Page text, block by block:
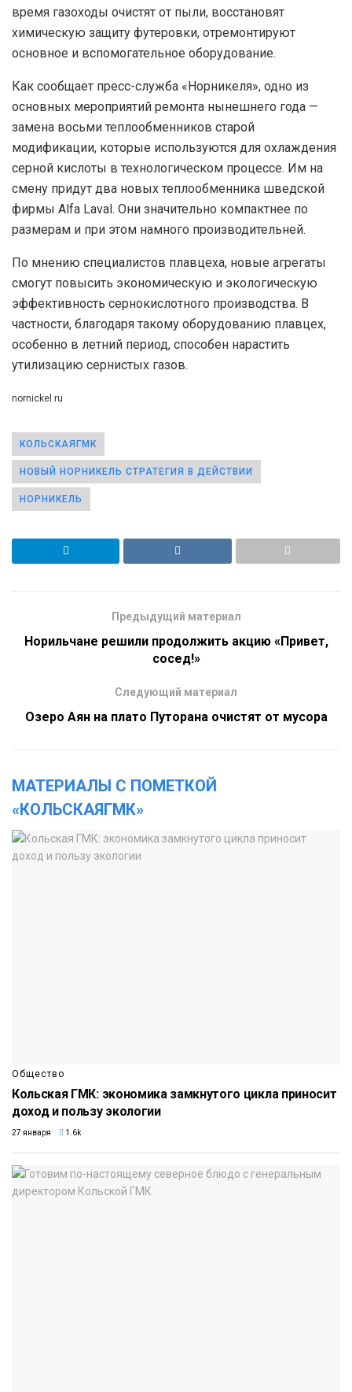
время газоходы очистят от пыли, восстановят
химическую защиту футеровки, отремонтируют
основное и вспомогательное оборудование.
Как сообщает пресс-служба «Норникеля», одно из
основных мероприятий ремонта нынешнего года —
замена восьми теплообменников старой
модификации, которые используются для охлаждения
серной кислоты в технологическом процессе. Им на
смену придут два новых теплообменника шведской
фирмы Alfa Laval. Они значительно компактнее по
размерам и при этом намного производительней.
По мнению специалистов плавцеха, новые агрегаты
смогут повысить экономическую и экологическую
эффективность сернокислотного производства. В
частности, благодаря такому оборудованию плавцех,
особенно в летний период, способен нарастить
утилизацию сернистых газов.
nornickel.ru
КОЛЬСКАЯГМК
НОВЫЙ НОРНИКЕЛЬ СТРАТЕГИЯ В ДЕЙСТВИИ
НОРНИКЕЛЬ
Предыдущий материал
Норильчане решили продолжить акцию «Привет,
сосед!»
Следующий материал
Озеро Аян на плато Путорана очистят от мусора
МАТЕРИАЛЫ С ПОМЕТКОЙ
«КОЛЬСКАЯГМК»
Общество
Кольская ГМК: экономика замкнутого цикла приносит
доход и пользу экологии
27 января 1.6k